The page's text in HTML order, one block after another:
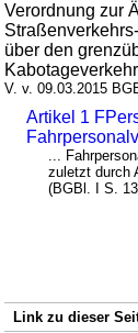
Verordnung zur
über den
Kabotageverkehr
V. v. 09.03.2015
Artikel 1
...
zuletzt durch
(BGBl. I S.
Link zu dieser